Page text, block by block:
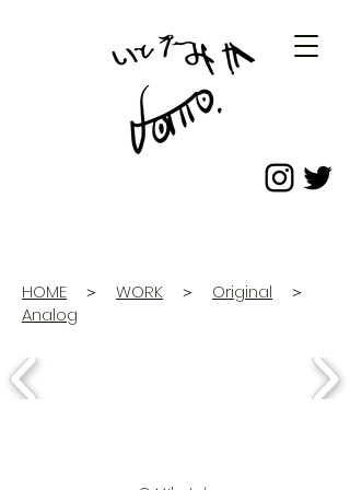
HOME ＞ WORK ＞ Original ＞
Analog